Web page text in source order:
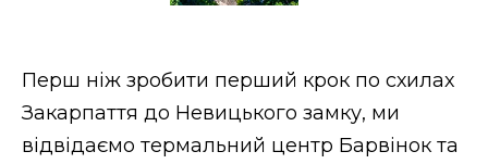
Перш ніж зробити перший крок по схилах
Закарпаття до Невицького замку, ми
відвідаємо термальний центр Барвінок та